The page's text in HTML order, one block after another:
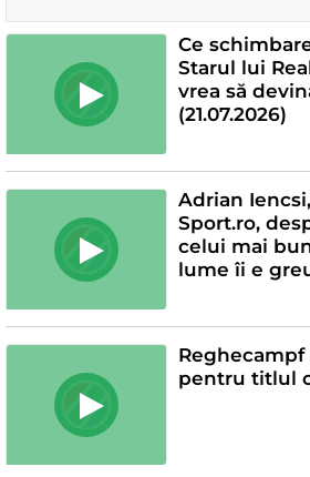
Ce
Starul lui
vrea să
(21.07.2026)
Adrian
Sport.ro,
celui mai
lume îi e
pentru titlul